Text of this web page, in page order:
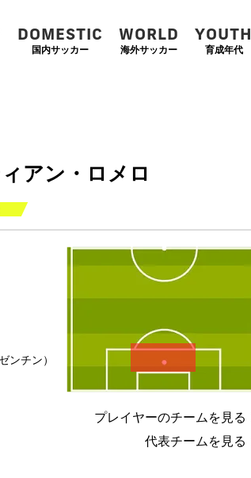
DOMESTIC
国内サッカー
WORLD
海外サッカー
YOUTH
育成年代
アン・ロメロ
ンチン）
左
WG
CF
右
WG
SB
CB
右
SB
GK
プレイヤーのチームを見る
代表チームを見る